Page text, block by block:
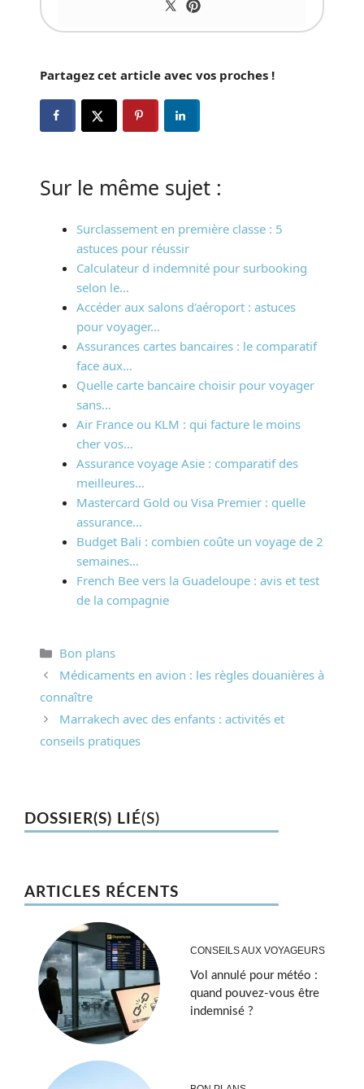
Partagez cet article avec vos proches !
Sur le même sujet :
Surclassement en première classe : 5
astuces pour réussir
Calculateur d indemnité pour surbooking
selon le…
Accéder aux salons d'aéroport : astuces
pour voyager…
Assurances cartes bancaires : le comparatif
face aux…
Quelle carte bancaire choisir pour voyager
sans…
Air France ou KLM : qui facture le moins
cher vos…
Assurance voyage Asie : comparatif des
meilleures…
Mastercard Gold ou Visa Premier : quelle
assurance…
Budget Bali : combien coûte un voyage de 2
semaines…
French Bee vers la Guadeloupe : avis et test
de la compagnie
Catégories
Bon plans
Médicaments en avion : les règles douanières à
connaître
Marrakech avec des enfants : activités et
conseils pratiques
DOSSIER(S) LIÉ(S)
ARTICLES RÉCENTS
CONSEILS AUX VOYAGEURS
Vol annulé pour météo :
quand pouvez-vous être
indemnisé ?